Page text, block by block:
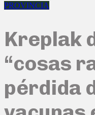
PROVINCIA
Kreplak
“cosas
pérdida